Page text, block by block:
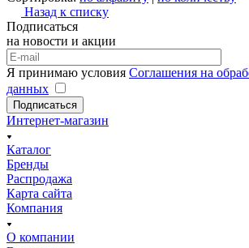
Назад к списку
Подписаться
на новости и акции
Я принимаю условия Соглашения на
данных
Подписаться
Интернет-магазин
Каталог
Бренды
Распродажа
Карта сайта
Компания
О компании